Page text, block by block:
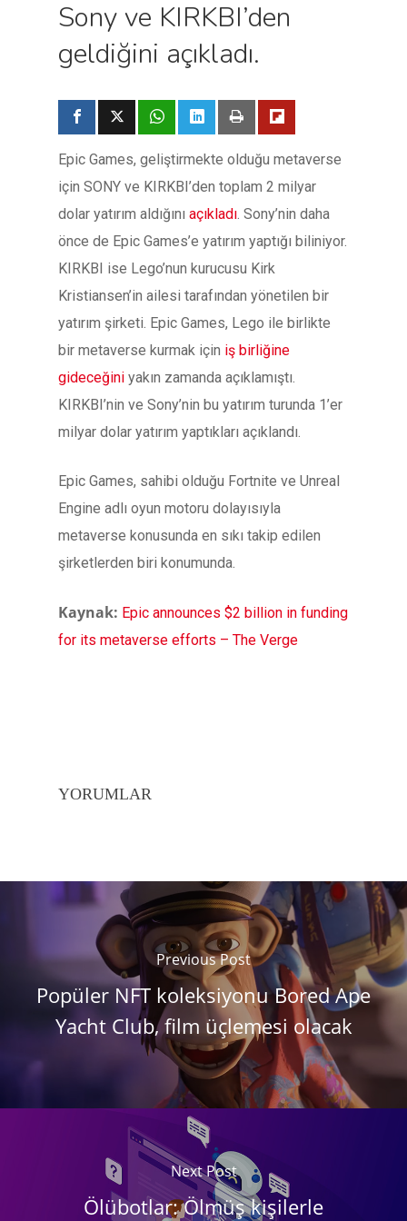
Sony ve KIRKBI’den
geldiğini açıkladı.
Epic Games, geliştirmekte olduğu metaverse
için SONY ve KIRKBI’den toplam 2 milyar
dolar yatırım aldığını açıkladı. Sony’nin daha
önce de Epic Games’e yatırım yaptığı biliniyor.
KIRKBI ise Lego’nun kurucusu Kirk
Kristiansen’in ailesi tarafından yönetilen bir
yatırım şirketi. Epic Games, Lego ile birlikte
bir metaverse kurmak için iş birliğine
gideceğini yakın zamanda açıklamıştı.
KIRKBI’nin ve Sony’nin bu yatırım turunda 1’er
milyar dolar yatırım yaptıkları açıklandı.
Epic Games, sahibi olduğu Fortnite ve Unreal
Engine adlı oyun motoru dolayısıyla
metaverse konusunda en sıkı takip edilen
şirketlerden biri konumunda.
Kaynak: Epic announces $2 billion in funding
for its metaverse efforts – The Verge
YORUMLAR
Previous Post
Popüler NFT koleksiyonu Bored Ape
Yacht Club, film üçlemesi olacak
Next Post
Ölübotlar: Ölmüş kişilerle